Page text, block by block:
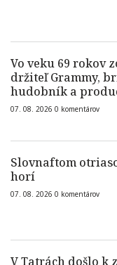
Vo veku 69 rokov
držiteľ Grammy,
hudobník a
07. 08. 2026 0 komentárov
Slovnaftom
horí
07. 08. 2026 0 komentárov
V Tatrách došlo k